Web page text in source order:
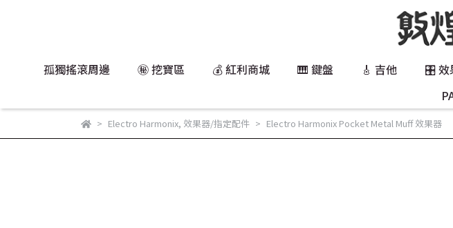
孤獨搖滾周邊 ㊙️ 挖寶區 💰 紅利商城 🎹 鍵盤 🎸 吉他 🎛️ 效
Electro Harmonix, 效果器/指定配件 Electro Harmonix Pocket Metal Muff 效果器